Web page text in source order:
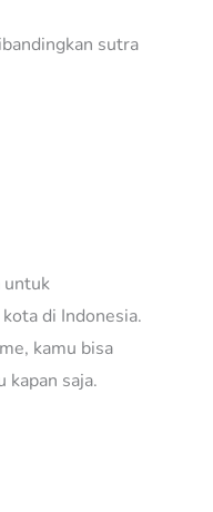
sutra
untuk
di Indonesia.
kamu bisa
kapan saja.